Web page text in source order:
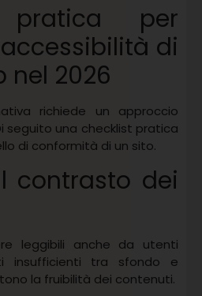
pratica per
di
nel 2026
richiede un approccio
seguito una checklist pratica
di conformità di un sito.
contrasto dei
leggibili anche da utenti
insufficienti tra sfondo e
la fruibilità dei contenuti.